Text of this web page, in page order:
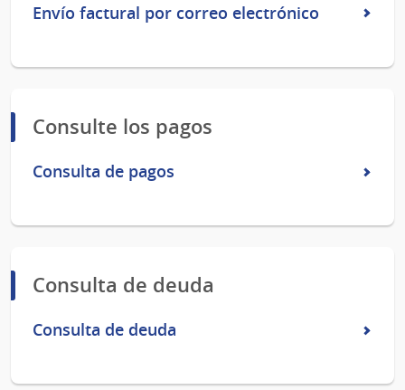
Envío factural por correo electrónico
Consulte los pagos
Consulta de pagos
Consulta de deuda
Consulta de deuda